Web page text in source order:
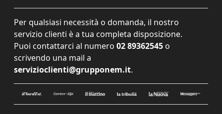
Per qualsiasi necessità o domanda, il nostro
servizio clienti è a tua completa disposizione.
Puoi contattarci al numero 02 89362545 o
scrivendo una mail a
servizioclienti@grupponem.it.